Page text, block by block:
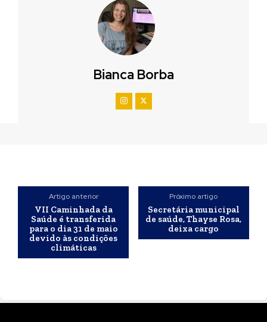
Bianca Borba
Artigo anterior
VII Caminhada da
Saúde é transferida
para o dia 31 de maio
devido às condições
climáticas
Próximo artigo
Secretária municipal
de saúde, Thayse Rosa,
deixa cargo